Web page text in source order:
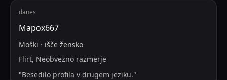
danes
Mapox667
Moški · išče žensko
Flirt, Neobvezno razmerje
"Besedilo profila v drugem jeziku."